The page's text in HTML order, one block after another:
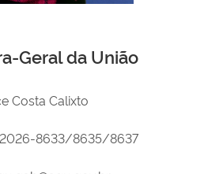
Geral da União
Costa Calixto
2026-8633/8635/8637